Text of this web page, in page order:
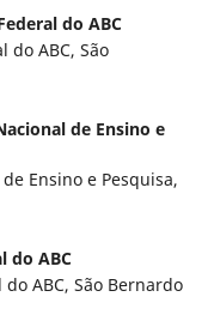
do ABC
do ABC, São
de Ensino e
Ensino e Pesquisa,
do ABC
ABC, São Bernardo